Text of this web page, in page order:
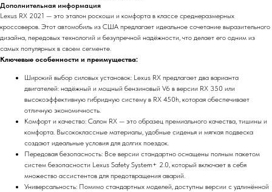
Дополнительная информация
Lexus RX 2021 — это эталон роскоши и комфорта в классе среднеразмерных
кроссоверов. Этот автомобиль из США предлагает идеальное сочетание выразительного
дизайна, передовых технологий и безупречной надёжности, что делает его одним из
самых популярных в своем сегменте.
Ключевые особенности и преимущества:
Широкий выбор силовых установок: Lexus RX предлагает два варианта
двигателей: надёжный и мощный бензиновый V6 в версии RX 350 или
высокоэффективную гибридную систему в RX 450h, которая обеспечивает
отличную экономичность.
Комфорт и качество: Салон RX — это образец премиального качества, тишины и
комфорта. Высококлассные материалы, удобные сиденья и мягкая подвеска
создают идеальные условия для долгих поездок.
Передовая безопасность: Все версии стандартно оснащены полным пакетом
систем безопасности Lexus Safety System+ 2.0, который включает в себя
множество ассистентов для предотвращения аварий.
Универсальность: Помимо стандартных моделей, доступны версии с удлинённой